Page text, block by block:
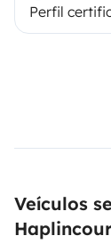
Perfil
Veículos